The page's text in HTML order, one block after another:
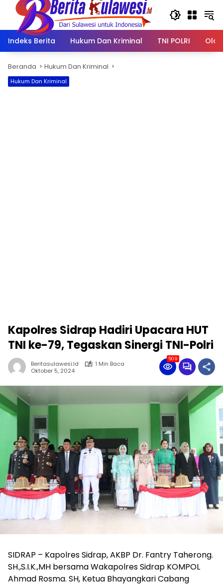
Langsung
konten
Indeks Berita
Hukum Dan Kriminal TNI POLRI
Beranda Hukum Dan Kriminal
Hukum Dan Kriminal
Kapolres Sidrap Hadiri Upacara HUT
TNI ke-79, Tegaskan Sinergi TNI-Polri
Beritasulawesi.id
1 Min Baca
Oktober 5, 2024
509
SIDRAP – Kapolres Sidrap, AKBP Dr. Fantry Taherong.
SH.,S.I.K.,MH bersama Wakapolres Sidrap KOMPOL
Ahmad Rosma. SH, Ketua Bhayangkari Cabang